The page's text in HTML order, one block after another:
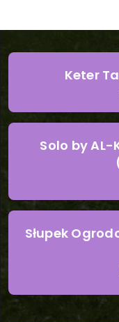
Keter
Solo by
Słupek